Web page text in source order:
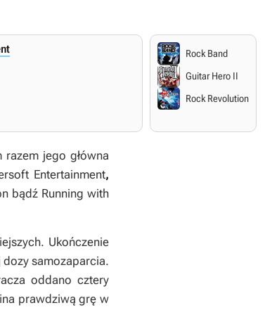
Rock Band
Guitar Hero II
Rock Revolution
jego główna
Entertainment,
bądź Running with
Ukończenie
samozaparcia.
oddano cztery
prawdziwą grę w